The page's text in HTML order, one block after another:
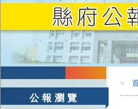
:::
公報瀏覽
:::